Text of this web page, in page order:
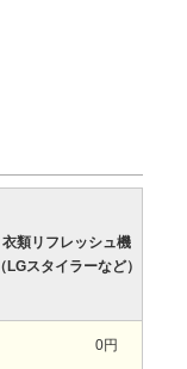
衣類リフレッシュ機
（LGスタイラーなど）
0円